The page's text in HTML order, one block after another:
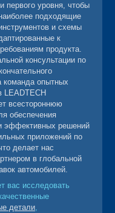
первого уровня, чтобы
подходящие
и схемы
к
продукта.
консультации по
команда опытных
LEADTECH
всестороннюю
обеспечения
эффективных решений
приложений по
делает нас
в глобальной
автомобилей.
вас исследовать
детали,